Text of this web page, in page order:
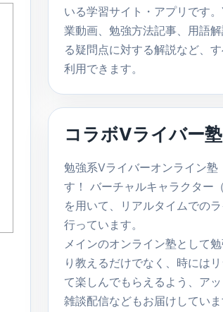
いる学習サイト・アプリです
業動画、勉強方法記事、用語
る疑問点に対する解説など、
利用できます。
コラボVライバー塾
勉強系Vライバーオンライン塾
す！ バーチャルキャラクター
を用いて、リアルタイムでの
行っています。
メインのオンライン塾として
り教えるだけでなく、時には
て楽しんでもらえるよう、ア
雑談配信などもお届けしていま